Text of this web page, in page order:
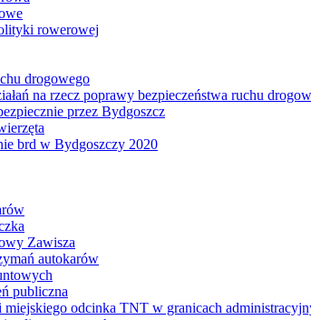
rowerowej
drogowego
na rzecz poprawy bezpieczeństwa ruchu
przez Bydgoszcz
brd w Bydgoszczy 2020
Zawisza
autokarów
publiczna
odcinka TNT w granicach